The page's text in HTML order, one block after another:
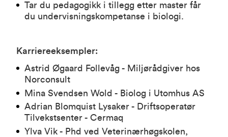
Tar du pedagogikk i tillegg etter master får
du undervisningskompetanse i biologi.
Karriereeksempler:
Astrid Øgaard Follevåg - Miljørådgiver hos
Norconsult
Mina Svendsen Wold - Biolog i Utomhus AS
Adrian Blomquist Lysaker - Driftsoperatør
Tilvekstsenter - Cermaq
Ylva Vik - Phd ved Veterinærhøgskolen,